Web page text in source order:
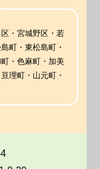
・宮城野区・若
町・東松島町・
・色麻町・加美
理町・山元町・